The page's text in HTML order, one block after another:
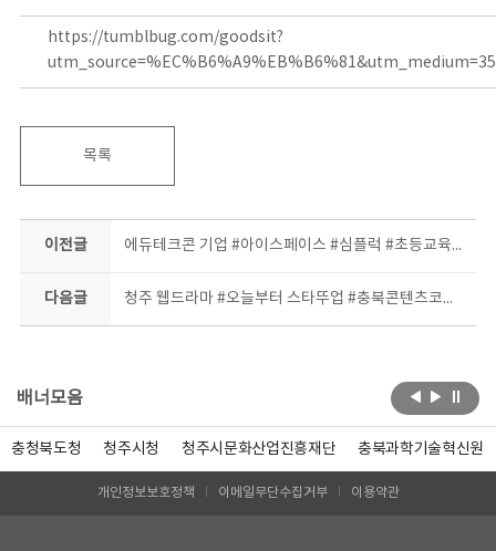
https://tumblbug.com/goodsit?
목록
이전글 에듀테크콘 기업 #아이스페이스 #심플럭 #초등교육박람회 참가
다음글 청주 웹드라마 #오늘부터 스타뚜업 #충북콘텐츠코리아랩 #스타트업오피스
배너모음
충청북도청 청주시청 청주시문화산업진흥재단 충북과학기술혁신원
개인정보보호정책 이메일무단수집거부 이용약관